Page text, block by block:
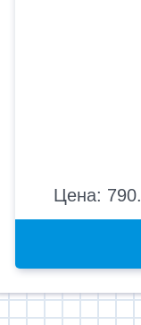
Цена: